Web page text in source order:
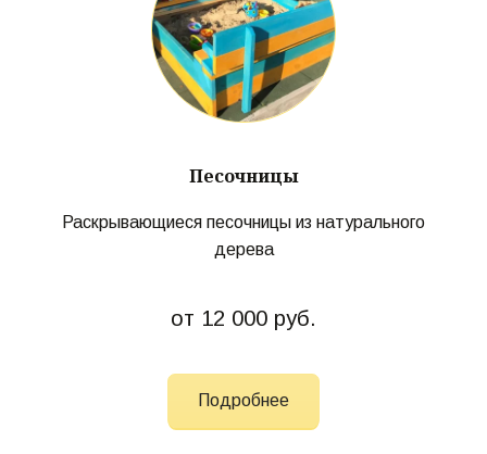
Песочницы
Раскрывающиеся песочницы из натурального
дерева
от 12 000 руб.
Подробнее